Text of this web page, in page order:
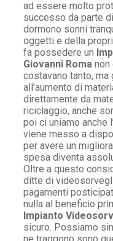
ad essere molto
successo da parte
dormono sonni
oggetti e della
fa possedere un
Giovanni Roma
costavano tanto,
all’aumento di
direttamente da
riciclaggio, anche
poi ci uniamo anche
viene messo a
per avere un
spesa diventa
Oltre a questo
ditte di
pagamenti
nulla al beneficio
Impianto
sicuro. Possiamo
ne traggono sono